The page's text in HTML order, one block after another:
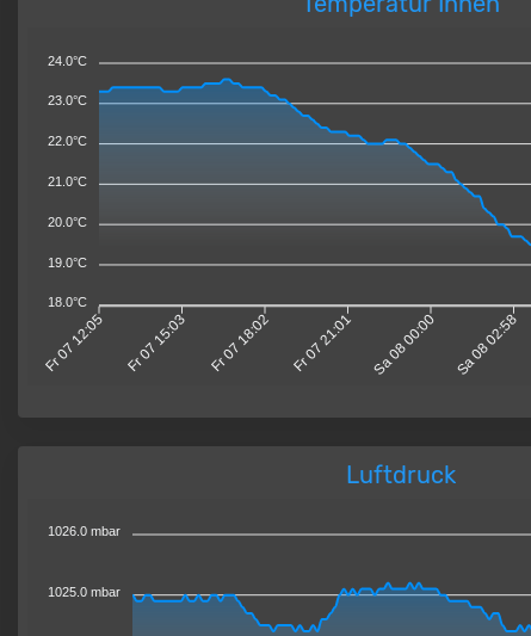
Fr 07 12:05 Fr 07 15:03 Fr 07 18:02 Fr 07 21:01 Sa 08 00:00 Sa 08 02:58
24.0°C
23.0°C
22.0°C
21.0°C
20.0°C
19.0°C
18.0°C
Luftdruck
1026.0 mbar
1025.0 mbar